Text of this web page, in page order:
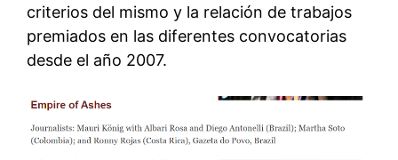
criterios del mismo y la relación de trabajos
premiados en las diferentes convocatorias
desde el año 2007.